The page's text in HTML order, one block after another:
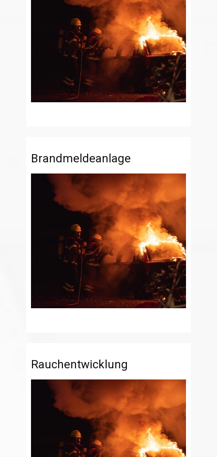
Brandmeldeanlage
Rauchentwicklung